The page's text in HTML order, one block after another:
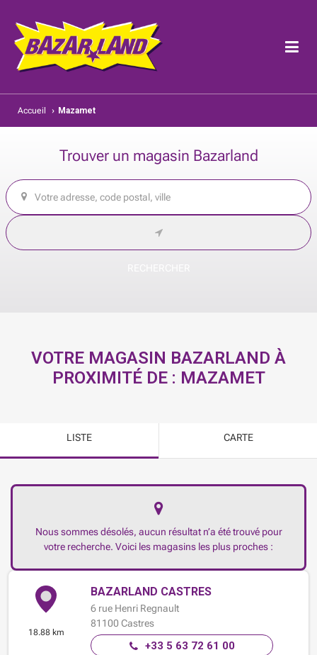
Accueil › Mazamet
Trouver un magasin Bazarland
VOTRE MAGASIN BAZARLAND À
PROXIMITÉ DE : MAZAMET
LISTE CARTE
Nous sommes désolés, aucun résultat n’a été trouvé pour
votre recherche. Voici les magasins les plus proches :
18.88 km
BAZARLAND CASTRES
6 rue Henri Regnault
81100 Castres
+33 5 63 72 61 00